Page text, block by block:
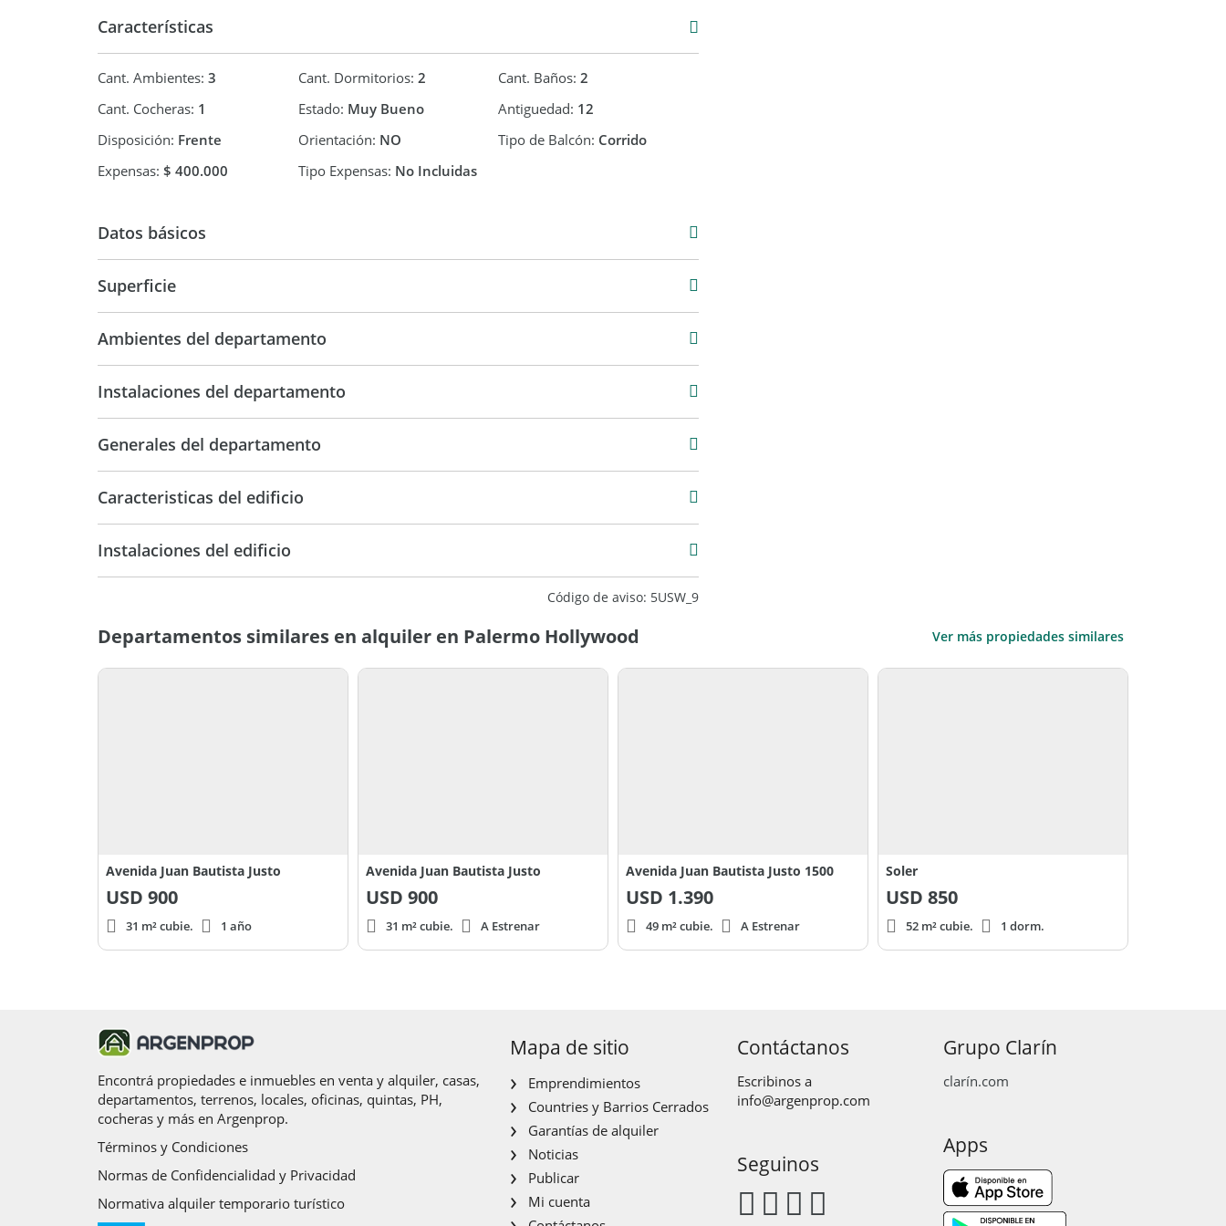
Características
Cant. Ambientes: 3 Cant. Dormitorios: 2 Cant. Baños:2
Cant. Cocheras: 1 Estado: Muy Bueno Antiguedad: 12
Disposición: Frente Orientación: NO Tipo de Balcón: Corrido
Expensas: $ 400.000 Tipo Expensas: No Incluidas
Datos básicos
Superficie
Ambientes del departamento
Instalaciones del departamento
Generales del departamento
Caracteristicas del edificio
Medianeras
Instalaciones del edificio
Código de aviso: 5USW_9
Departamentos similares en alquiler en Palermo Hollywood Ver más propiedades similares
Avenida Juan Bautista Justo
USD 900
31 m² cubie. 1 año
Avenida Juan Bautista Justo
USD 900
31 m² cubie. A Estrenar
Avenida Juan Bautista Justo 1500
USD 1.390
49 m² cubie. A Estrenar
Soler
USD 850
52 m² cubie. 1 dorm.
Encontrá propiedades e inmuebles en venta y alquiler, casas,
departamentos, terrenos, locales, oficinas, quintas, PH,
cocheras y más en Argenprop.
Términos y Condiciones
Normas de Confidencialidad y Privacidad
Normativa alquiler temporario turístico
Mapa de sitio
Emprendimientos
Countries y Barrios Cerrados
Garantías de alquiler
Noticias
Publicar
Mi cuenta
Contáctanos
Escribinos a
info@argenprop.com
Seguinos
Grupo Clarín
clarín.com
Apps